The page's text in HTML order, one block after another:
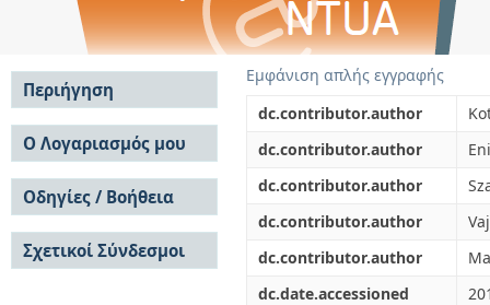
Εμφάνιση απλής εγγραφής
dc.contributor.author
dc.contributor.author
dc.contributor.author
dc.contributor.author
dc.contributor.author
dc.date.accessioned
Περιήγηση
Σε όλο το DSpace
Κοινότητες & Συλλογές
Ανά Ημερομηνία
Έκδοσης
Συγγραφείς
Τίτλοι
Θέματα
Ο Λογαριασμός μου
Σύνδεση
Εγγραφή
Οδηγίες / Βοήθεια
Οδηγίες Υποβολής
Οδηγίες Χρήσης ΙΑ
Συχνές Ερωτήσεις
Σχετικοί Σύνδεσμοι